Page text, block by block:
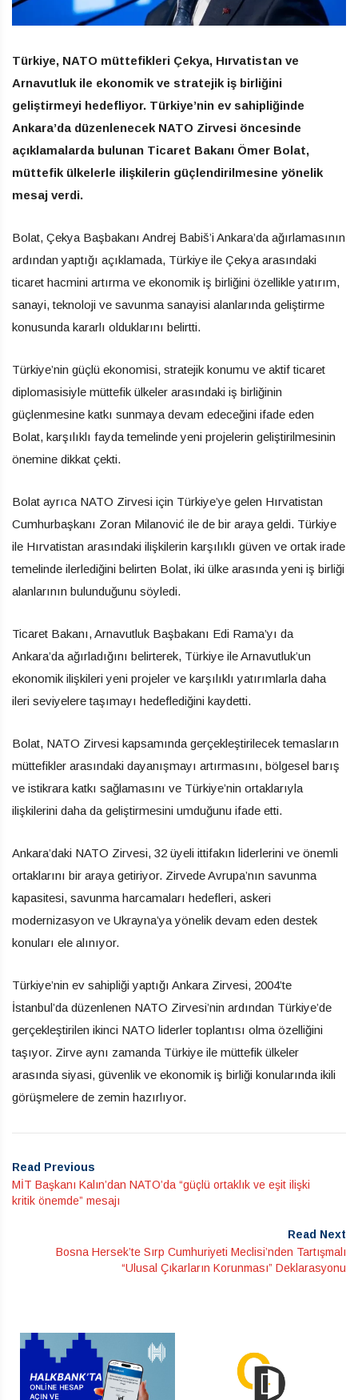
Türkiye, NATO müttefikleri Çekya, Hırvatistan ve
Arnavutluk ile ekonomik ve stratejik iş birliğini
geliştirmeyi hedefliyor. Türkiye’nin ev sahipliğinde
Ankara’da düzenlenecek NATO Zirvesi öncesinde
açıklamalarda bulunan Ticaret Bakanı Ömer Bolat,
müttefik ülkelerle ilişkilerin güçlendirilmesine yönelik
mesaj verdi.
Bolat, Çekya Başbakanı Andrej Babiš’i Ankara’da ağırlamasının
ardından yaptığı açıklamada, Türkiye ile Çekya arasındaki
ticaret hacmini artırma ve ekonomik iş birliğini özellikle yatırım,
sanayi, teknoloji ve savunma sanayisi alanlarında geliştirme
konusunda kararlı olduklarını belirtti.
Türkiye’nin güçlü ekonomisi, stratejik konumu ve aktif ticaret
diplomasisiyle müttefik ülkeler arasındaki iş birliğinin
güçlenmesine katkı sunmaya devam edeceğini ifade eden
Bolat, karşılıklı fayda temelinde yeni projelerin geliştirilmesinin
önemine dikkat çekti.
Bolat ayrıca NATO Zirvesi için Türkiye’ye gelen Hırvatistan
Cumhurbaşkanı Zoran Milanović ile de bir araya geldi. Türkiye
ile Hırvatistan arasındaki ilişkilerin karşılıklı güven ve ortak irade
temelinde ilerlediğini belirten Bolat, iki ülke arasında yeni iş birliği
alanlarının bulunduğunu söyledi.
Ticaret Bakanı, Arnavutluk Başbakanı Edi Rama’yı da
Ankara’da ağırladığını belirterek, Türkiye ile Arnavutluk’un
ekonomik ilişkileri yeni projeler ve karşılıklı yatırımlarla daha
ileri seviyelere taşımayı hedeflediğini kaydetti.
Bolat, NATO Zirvesi kapsamında gerçekleştirilecek temasların
müttefikler arasındaki dayanışmayı artırmasını, bölgesel barış
ve istikrara katkı sağlamasını ve Türkiye’nin ortaklarıyla
ilişkilerini daha da geliştirmesini umduğunu ifade etti.
Ankara’daki NATO Zirvesi, 32 üyeli ittifakın liderlerini ve önemli
ortaklarını bir araya getiriyor. Zirvede Avrupa’nın savunma
kapasitesi, savunma harcamaları hedefleri, askeri
modernizasyon ve Ukrayna’ya yönelik devam eden destek
konuları ele alınıyor.
Türkiye’nin ev sahipliği yaptığı Ankara Zirvesi, 2004’te
İstanbul’da düzenlenen NATO Zirvesi’nin ardından Türkiye’de
gerçekleştirilen ikinci NATO liderler toplantısı olma özelliğini
taşıyor. Zirve aynı zamanda Türkiye ile müttefik ülkeler
arasında siyasi, güvenlik ve ekonomik iş birliği konularında ikili
görüşmelere de zemin hazırlıyor.
Read Previous
MİT Başkanı Kalın’dan NATO’da “güçlü ortaklık ve eşit ilişki
kritik önemde” mesajı
Read Next
Bosna Hersek’te Sırp Cumhuriyeti Meclisi’nden Tartışmalı
“Ulusal Çıkarların Korunması” Deklarasyonu